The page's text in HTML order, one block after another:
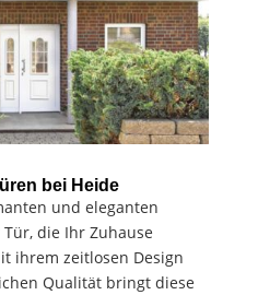
bei Heide
und eleganten
die Ihr Zuhause
ihrem zeitlosen Design
Qualität bringt diese